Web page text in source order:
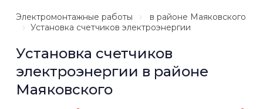
Электромонтажные работы
в районе Маяковского
Установка счетчиков электроэнергии
Установка счетчиков
электроэнергии в районе
Маяковского